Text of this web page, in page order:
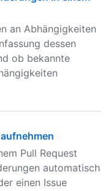
an Abhängigkeiten
dessen
ob bekannte
Pull Request
automatisch
einen Issue